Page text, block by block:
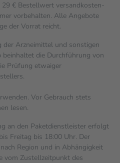
29 € Bestell­wert versand­kosten­
vorbehalten. Alle Angebote
der Vorrat reicht.
der Arzneimittel und sonstigen
die Durchführung von
Prüfung etwaiger
Vor Gebrauch stets
lesen.
an den Paketdienstleister erfolgt
Freitag bis 18:00 Uhr. Der
Region und in Abhängigkeit
vom Zustellzeitpunkt des